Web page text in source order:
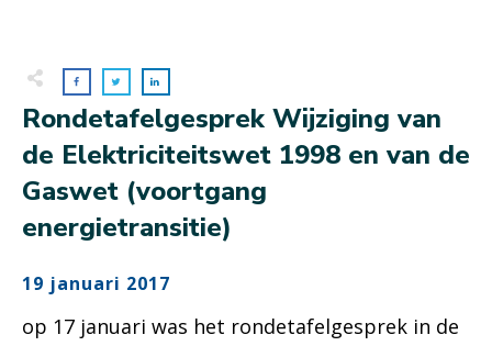
Rondetafelgesprek Wijziging van
de Elektriciteitswet 1998 en van de
Gaswet (voortgang
energietransitie)
19 januari 2017
op 17 januari was het rondetafelgesprek in de